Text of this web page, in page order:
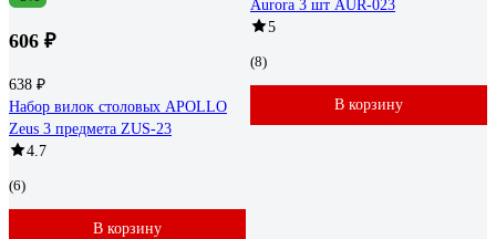
606 ₽
638 ₽
Набор вилок столовых APOLLO
Zeus 3 предмета ZUS-23
4.7
(6)
В корзину
Aurora 3 шт AUR-023
5
(8)
В корзину